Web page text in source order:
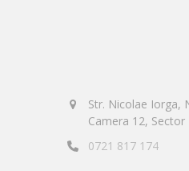
Str. Nicolae Iorga,
Camera 12,
0721 817 174